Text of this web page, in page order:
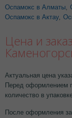
Оспамокс в Алматы
Оспамокс в Актау,
Цена и
Актуальная цена
Перед оформлением
количество в
После оформления